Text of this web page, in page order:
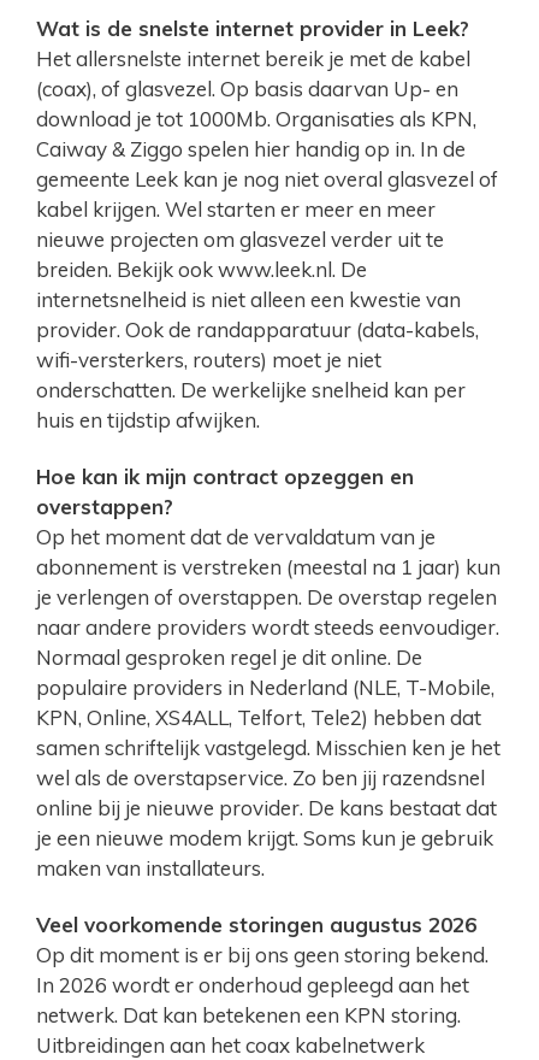
Wat is de snelste internet provider in Leek?
Het allersnelste internet bereik je met de kabel
(coax), of glasvezel. Op basis daarvan Up- en
download je tot 1000Mb. Organisaties als KPN,
Caiway & Ziggo spelen hier handig op in. In de
gemeente Leek kan je nog niet overal glasvezel of
kabel krijgen. Wel starten er meer en meer
nieuwe projecten om glasvezel verder uit te
breiden. Bekijk ook www.leek.nl. De
internetsnelheid is niet alleen een kwestie van
provider. Ook de randapparatuur (data-kabels,
wifi-versterkers, routers) moet je niet
onderschatten. De werkelijke snelheid kan per
huis en tijdstip afwijken.
Hoe kan ik mijn contract opzeggen en
overstappen?
Op het moment dat de vervaldatum van je
abonnement is verstreken (meestal na 1 jaar) kun
je verlengen of overstappen. De overstap regelen
naar andere providers wordt steeds eenvoudiger.
Normaal gesproken regel je dit online. De
populaire providers in Nederland (NLE, T-Mobile,
KPN, Online, XS4ALL, Telfort, Tele2) hebben dat
samen schriftelijk vastgelegd. Misschien ken je het
wel als de overstapservice. Zo ben jij razendsnel
online bij je nieuwe provider. De kans bestaat dat
je een nieuwe modem krijgt. Soms kun je gebruik
maken van installateurs.
Veel voorkomende storingen augustus 2026
Op dit moment is er bij ons geen storing bekend.
In 2026 wordt er onderhoud gepleegd aan het
netwerk. Dat kan betekenen een KPN storing.
Uitbreidingen aan het coax kabelnetwerk